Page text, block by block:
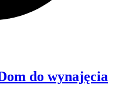
do wynajęcia